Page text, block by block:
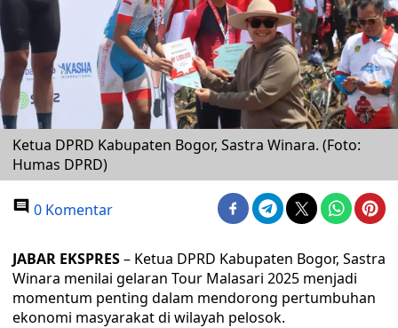
Ketua DPRD Kabupaten Bogor, Sastra Winara. (Foto:
Humas DPRD)
0 Komentar
JABAR EKSPRES– Ketua DPRD Kabupaten Bogor, Sastra
Winara menilai gelaran Tour Malasari 2025 menjadi
momentum penting dalam mendorong pertumbuhan
ekonomi masyarakat di wilayah pelosok.